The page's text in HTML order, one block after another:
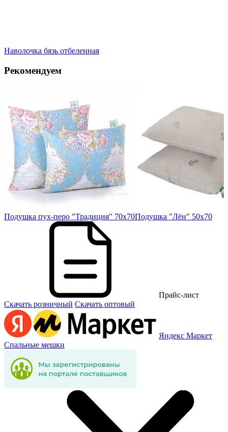
Наволочка бязь отбеленная
Рекомендуем
Подушка пух-перо "Традиция" 70х70Подушка "Лён" 50х70
Прайс-лист
Скачать розничный Скачать оптовый
Яндекс Маркет
Спальные мешки